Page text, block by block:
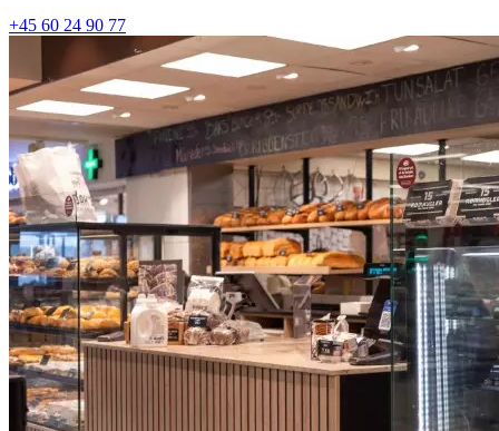
+45 60 24 90 77